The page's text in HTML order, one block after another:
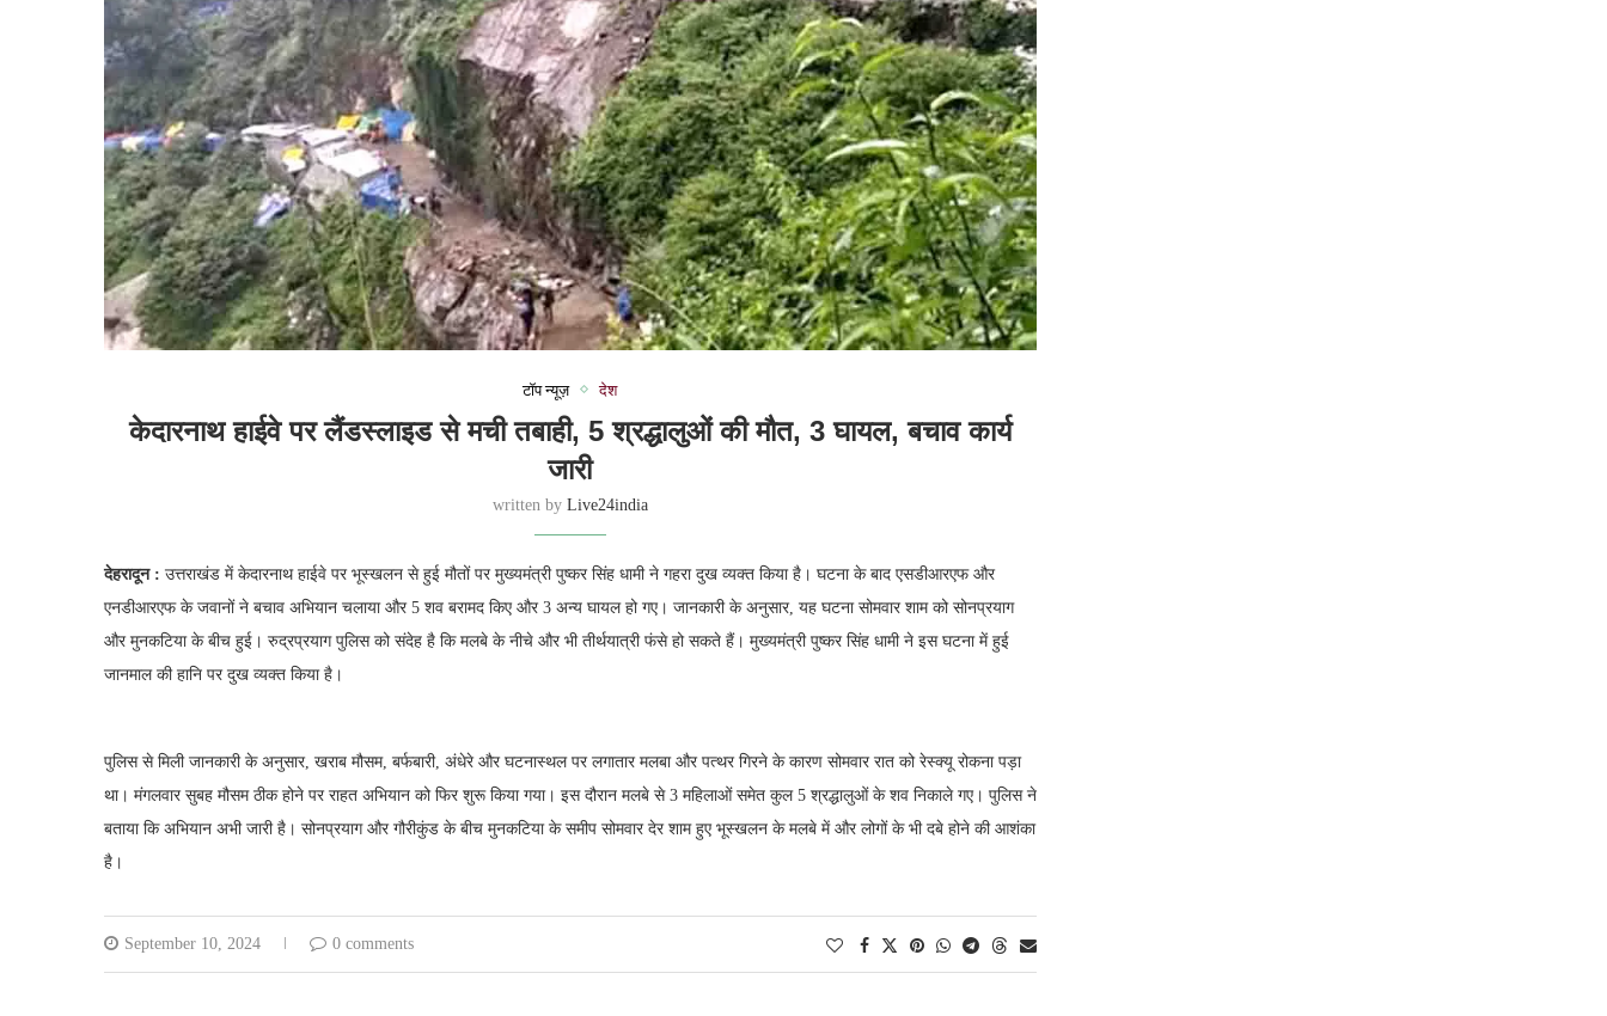
टॉप न्यूज़ देश
केदारनाथ हाईवे पर लैंडस्लाइड से मची तबाही, 5 श्रद्धालुओं की मौत, 3 घायल, बचाव कार्य
जारी
written by Live24india
देहरादून : उत्तराखंड में केदारनाथ हाईवे पर भूस्खलन से हुई मौतों पर मुख्यमंत्री पुष्कर सिंह धामी ने गहरा दुख व्यक्त किया है। घटना के बाद एसडीआरएफ और
एनडीआरएफ के जवानों ने बचाव अभियान चलाया और 5 शव बरामद किए और 3 अन्य घायल हो गए। जानकारी के अनुसार, यह घटना सोमवार शाम को सोनप्रयाग
और मुनकटिया के बीच हुई। रुद्रप्रयाग पुलिस को संदेह है कि मलबे के नीचे और भी तीर्थयात्री फंसे हो सकते हैं। मुख्यमंत्री पुष्कर सिंह धामी ने इस घटना में हुई
जानमाल की हानि पर दुख व्यक्त किया है।
पुलिस से मिली जानकारी के अनुसार, खराब मौसम, बर्फबारी, अंधेरे और घटनास्थल पर लगातार मलबा और पत्थर गिरने के कारण सोमवार रात को रेस्क्यू रोकना पड़ा
था। मंगलवार सुबह मौसम ठीक होने पर राहत अभियान को फिर शुरू किया गया। इस दौरान मलबे से 3 महिलाओं समेत कुल 5 श्रद्धालुओं के शव निकाले गए। पुलिस ने
बताया कि अभियान अभी जारी है। सोनप्रयाग और गौरीकुंड के बीच मुनकटिया के समीप सोमवार देर शाम हुए भूस्खलन के मलबे में और लोगों के भी दबे होने की आशंका
है।
September 10, 2024 0 comments